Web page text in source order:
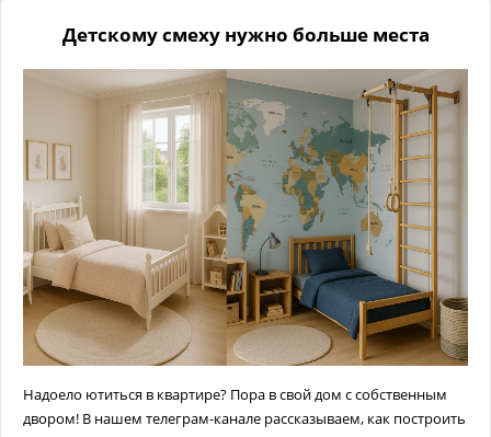
Детскому смеху нужно больше места
Надоело ютиться в квартире? Пора в свой дом с собственным
двором! В нашем телеграм-канале рассказываем, как построить